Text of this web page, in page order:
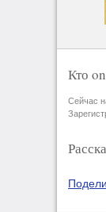
Кто
Сейчас